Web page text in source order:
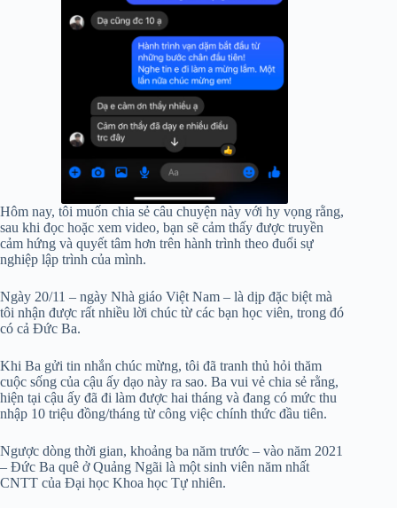
Hôm nay, tôi muốn chia sẻ câu chuyện này với hy vọng rằng,
sau khi đọc hoặc xem video, bạn sẽ cảm thấy được truyền
cảm hứng và quyết tâm hơn trên hành trình theo đuổi sự
nghiệp lập trình của mình.
Ngày 20/11 – ngày Nhà giáo Việt Nam – là dịp đặc biệt mà
tôi nhận được rất nhiều lời chúc từ các bạn học viên, trong đó
có cả Đức Ba.
Khi Ba gửi tin nhắn chúc mừng, tôi đã tranh thủ hỏi thăm
cuộc sống của cậu ấy dạo này ra sao. Ba vui vẻ chia sẻ rằng,
hiện tại cậu ấy đã đi làm được hai tháng và đang có mức thu
nhập 10 triệu đồng/tháng từ công việc chính thức đầu tiên.
Ngược dòng thời gian, khoảng ba năm trước – vào năm 2021
– Đức Ba quê ở Quảng Ngãi là một sinh viên năm nhất
CNTT của Đại học Khoa học Tự nhiên.